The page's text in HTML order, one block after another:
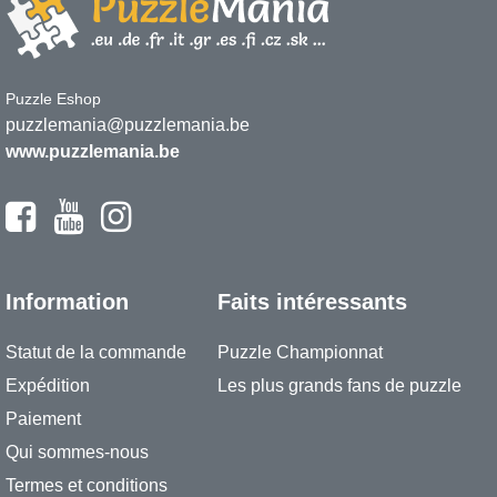
Puzzle Eshop
puzzlemania@puzzlemania.be
www.puzzlemania.be
Information
Statut de la commande
Expédition
Paiement
Qui sommes-nous
Termes et conditions
Faits intéressants
Puzzle Championnat
Les plus grands fans de puzzle